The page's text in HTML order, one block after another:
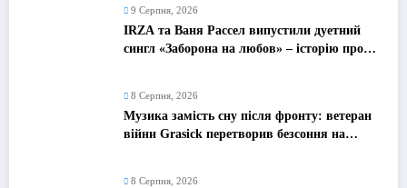
9 Серпня, 2026
IRZA та Ваня Рассел випустили дуетний
сингл «Заборона на любов» – історію про
8 Серпня, 2026
Музика замість сну після фронту: ветеран
війни Grasick перетворив безсоння на
8 Серпня, 2026